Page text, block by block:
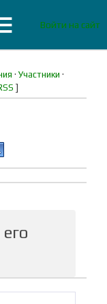
Войти на сайт
· Участники ·
]